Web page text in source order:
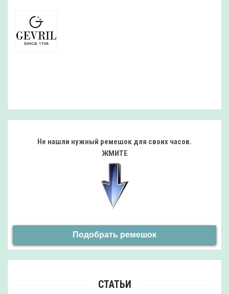
Не нашли нужный ремешок для своих часов.
ЖМИТЕ
Подобрать ремешок
СТАТЬИ